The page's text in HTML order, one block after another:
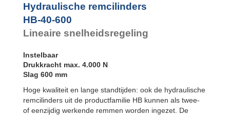
Hydraulische remcilinders
HB-40-600
Lineaire snelheidsregeling
Instelbaar
Drukkracht max. 4.000 N
Slag 600 mm
Hoge kwaliteit en lange standtijden: ook de hydraulische
remcilinders uit de productfamilie HB kunnen als twee-
of eenzijdig werkende remmen worden ingezet. De